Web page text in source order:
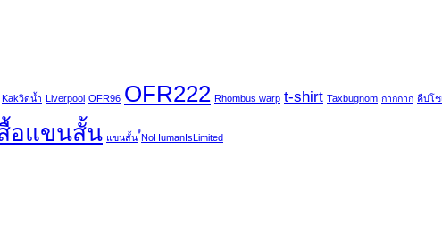
Kakวิดน้ำ Liverpool OFR96 OFR222 Rhombus warp t-shirt Taxbugnom กากกาก คีปโช
อแขนสั้น แขนสั้น ์์NoHumanIsLimited